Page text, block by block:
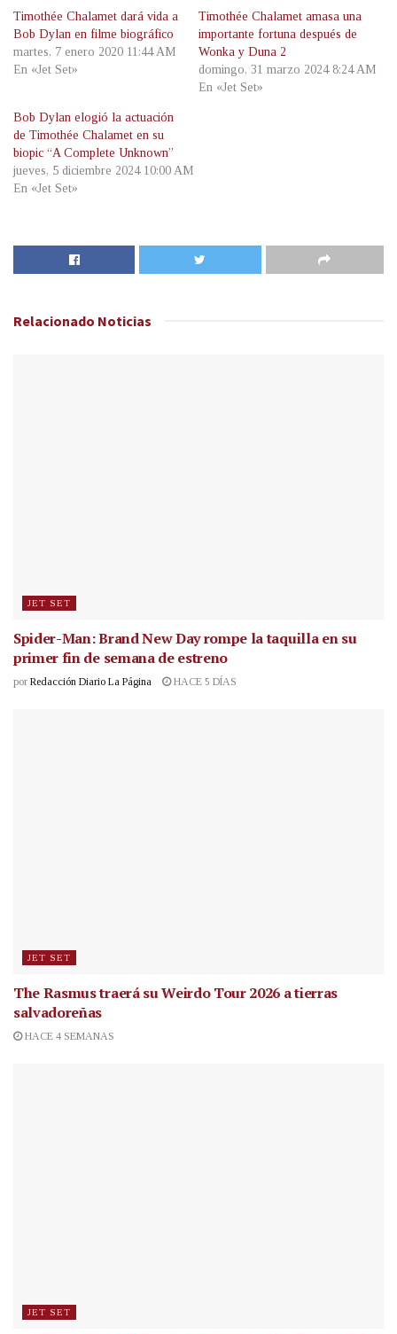
Timothée Chalamet dará vida a
Bob Dylan en filme biográfico
martes, 7 enero 2020 11:44 AM
En «Jet Set»
Timothée Chalamet amasa una
importante fortuna después de
Wonka y Duna 2
domingo, 31 marzo 2024 8:24 AM
En «Jet Set»
Bob Dylan elogió la actuación
de Timothée Chalamet en su
biopic “A Complete Unknown”
jueves, 5 diciembre 2024 10:00 AM
En «Jet Set»
Relacionado Noticias
JET SET
Spider-Man: Brand New Day rompe la taquilla en su
primer fin de semana de estreno
por Redacción Diario La Página HACE 5 DÍAS
JET SET
The Rasmus traerá su Weirdo Tour 2026 a tierras
salvadoreñas
HACE 4 SEMANAS
JET SET